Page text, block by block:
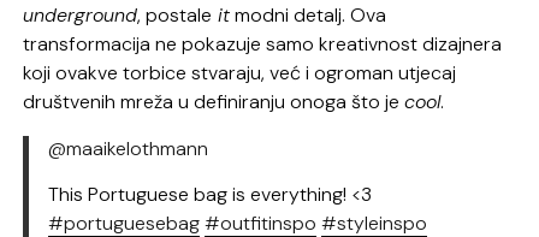
underground, postale itmodni detalj. Ova
transformacija ne pokazuje samo kreativnost dizajnera
koji ovakve torbice stvaraju, već i ogroman utjecaj
društvenih mreža u definiranju onoga što jecool.
@maaikelothmann
This Portuguese bag is everything! <3
#portuguesebag#outfitinspo #styleinspo